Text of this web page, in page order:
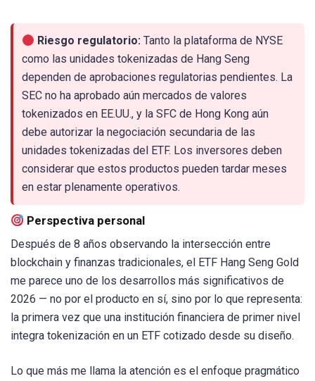
Riesgo regulatorio: Tanto la plataforma de NYSE
como las unidades tokenizadas de Hang Seng
dependen de aprobaciones regulatorias pendientes. La
SEC no ha aprobado aún mercados de valores
tokenizados en EE.UU., y la SFC de Hong Kong aún
debe autorizar la negociación secundaria de las
unidades tokenizadas del ETF. Los inversores deben
considerar que estos productos pueden tardar meses
en estar plenamente operativos.
Perspectiva personal
Después de 8 años observando la intersección entre
blockchain y finanzas tradicionales, el ETF Hang Seng Gold
me parece uno de los desarrollos más significativos de
2026 — no por el producto en sí, sino por lo que representa:
la primera vez que una institución financiera de primer nivel
integra tokenización en un ETF cotizado desde su diseño.
Lo que más me llama la atención es el enfoque pragmático